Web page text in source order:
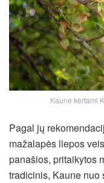
Kaune kertami
Pagal jų
mažalapės liepos
panašios, pritaikytos
tradicinis, Kaune nuo